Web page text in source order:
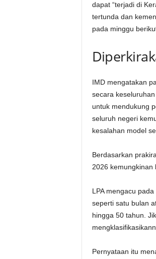
dapat “terjadi di
tertunda dan
pada minggu
IMD mengatakan
secara
untuk mendukung
seluruh negeri
kesalahan model
Berdasarkan
2026 kemungkinan
LPA mengacu
seperti satu bulan
hingga 50 tahun.
Pernyataan itu